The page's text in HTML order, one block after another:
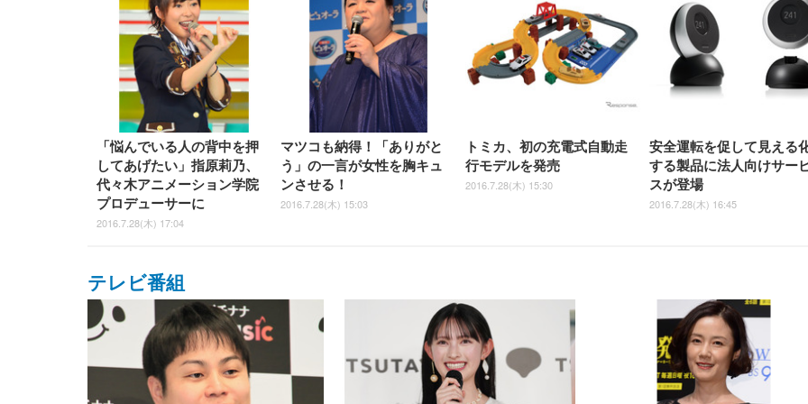
「悩んでいる人の背中を押
してあげたい」指原莉乃、
代々木アニメーション学院
プロデューサーに
2016.7.28(木) 17:04
マツコも納得！「ありがと
う」の一言が女性を胸キュ
ンさせる！
2016.7.28(木) 15:03
トミカ、初の充電式自動走
行モデルを発売
2016.7.28(木) 15:30
安全運転を促して見える
する製品に法人向けサー
スが登場
2016.7.28(木) 16:45
テレビ番組